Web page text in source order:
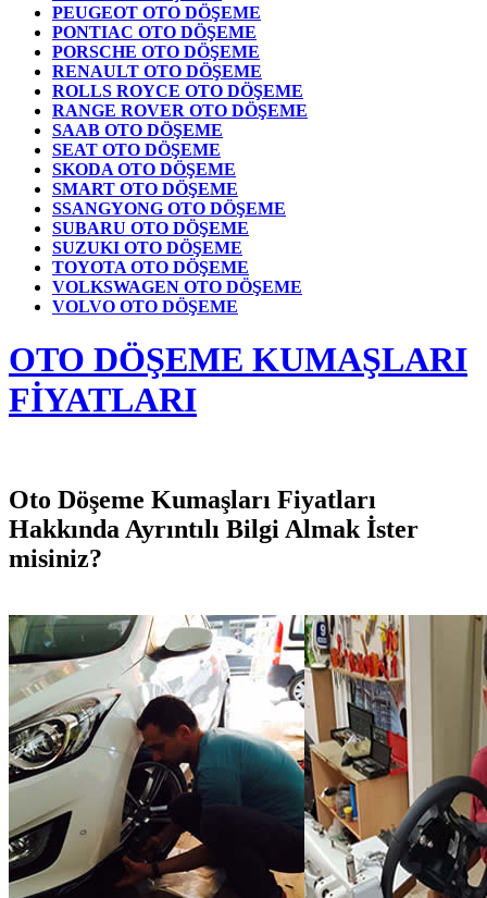
PEUGEOT OTO DÖŞEME
PONTIAC OTO DÖŞEME
PORSCHE OTO DÖŞEME
RENAULT OTO DÖŞEME
ROLLS ROYCE OTO DÖŞEME
RANGE ROVER OTO DÖŞEME
SAAB OTO DÖŞEME
SEAT OTO DÖŞEME
SKODA OTO DÖŞEME
SMART OTO DÖŞEME
SSANGYONG OTO DÖŞEME
SUBARU OTO DÖŞEME
SUZUKI OTO DÖŞEME
TOYOTA OTO DÖŞEME
VOLKSWAGEN OTO DÖŞEME
VOLVO OTO DÖŞEME
OTO DÖŞEME KUMAŞLARI
FİYATLARI
Oto Döşeme Kumaşları Fiyatları
Hakkında Ayrıntılı Bilgi Almak İster
misiniz?